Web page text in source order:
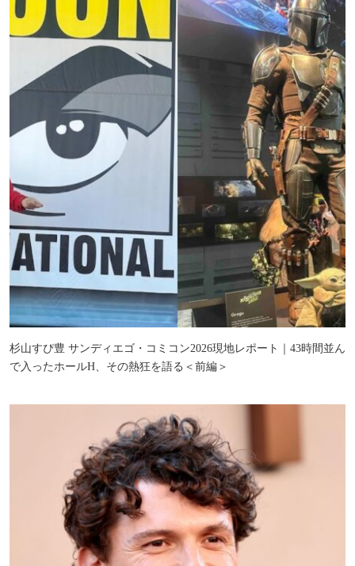
杉山すぴ豊 サンディエゴ・コミコン2026現地レポート｜43時間並ん
で入ったホールH、その熱狂を語る＜前編＞